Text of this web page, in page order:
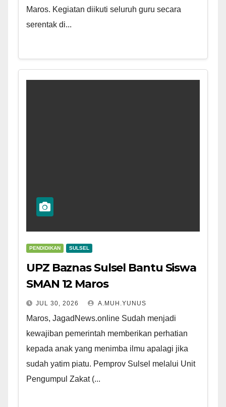
Maros. Kegiatan diikuti seluruh guru secara
serentak di...
PENDIDIKAN SULSEL
UPZ Baznas Sulsel Bantu Siswa
SMAN 12 Maros
JUL 30, 2026 A.MUH.YUNUS
Maros, JagadNews.online Sudah menjadi
kewajiban pemerintah memberikan perhatian
kepada anak yang menimba ilmu apalagi jika
sudah yatim piatu. Pemprov Sulsel melalui Unit
Pengumpul Zakat (...